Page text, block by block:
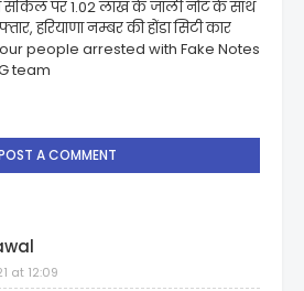
सर्किल पर 1.02 लाख के जाली नोट के साथ
हरियाणा नम्बर की होंडा सिटी कार
people arrested with Fake Notes
team
A COMMENT
at 12:09